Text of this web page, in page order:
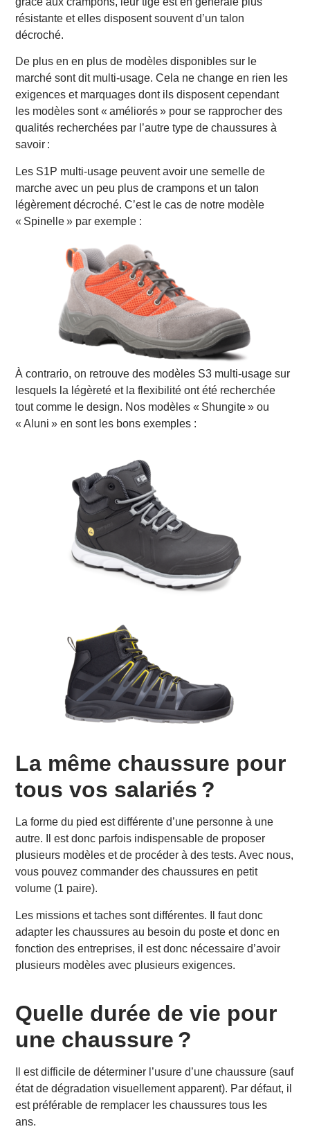
résistante et elles disposent souvent d’un talon
décroché.
De plus en en plus de modèles disponibles sur le
marché sont dit multi-usage. Cela ne change en rien les
exigences et marquages dont ils disposent cependant
les modèles sont « améliorés » pour se rapprocher des
qualités recherchées par l’autre type de chaussures à
savoir :
Les S1P multi-usage peuvent avoir une semelle de
marche avec un peu plus de crampons et un talon
légèrement décroché. C’est le cas de notre modèle
« Spinelle » par exemple :
À contrario, on retrouve des modèles S3 multi-usage sur
lesquels la légèreté et la flexibilité ont été recherchée
tout comme le design. Nos modèles « Shungite » ou
« Aluni » en sont les bons exemples :
La même chaussure pour
tous vos salariés ?
La forme du pied est différente d’une personne à une
autre. Il est donc parfois indispensable de proposer
plusieurs modèles et de procéder à des tests. Avec nous,
vous pouvez commander des chaussures en petit
volume (1 paire).
Les missions et taches sont différentes. Il faut donc
adapter les chaussures au besoin du poste et donc en
fonction des entreprises, il est donc nécessaire d’avoir
plusieurs modèles avec plusieurs exigences.
Quelle durée de vie pour
une chaussure ?
Il est difficile de déterminer l’usure d’une chaussure (sauf
état de dégradation visuellement apparent). Par défaut, il
est préférable de remplacer les chaussures tous les
ans.